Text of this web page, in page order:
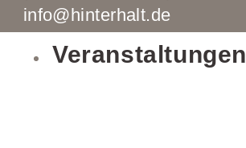
info@hinterhalt.de
Veranstaltungen